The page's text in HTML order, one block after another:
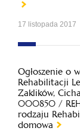
17 listopada 2017
Ogłoszenie o
Rehabilitacji
Zaklików,
000850 /
rodzaju
domowa